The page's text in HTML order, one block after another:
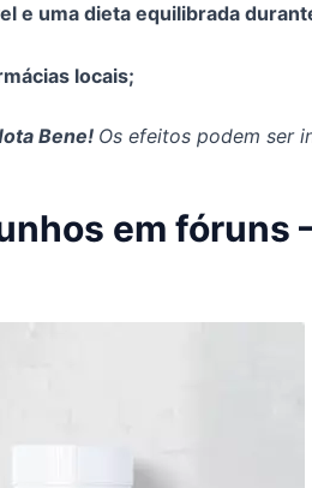
e uma dieta equilibrada
locais;
Bene! Os efeitos podem ser
em fóruns